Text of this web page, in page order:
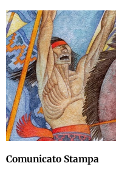
Comunicato Stampa